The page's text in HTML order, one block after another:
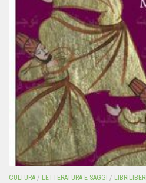
CULTURA / LETTERATURA E SAGGI / LIBRILIBERI